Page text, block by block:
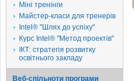
Міні тренінги
Майстер-класи для тренерів
Intel® "Шлях до успіху"
Курс Intel® "Метод проектів"
ІКТ: стратегія розвитку
освітнього закладу
Веб-спільноти програми